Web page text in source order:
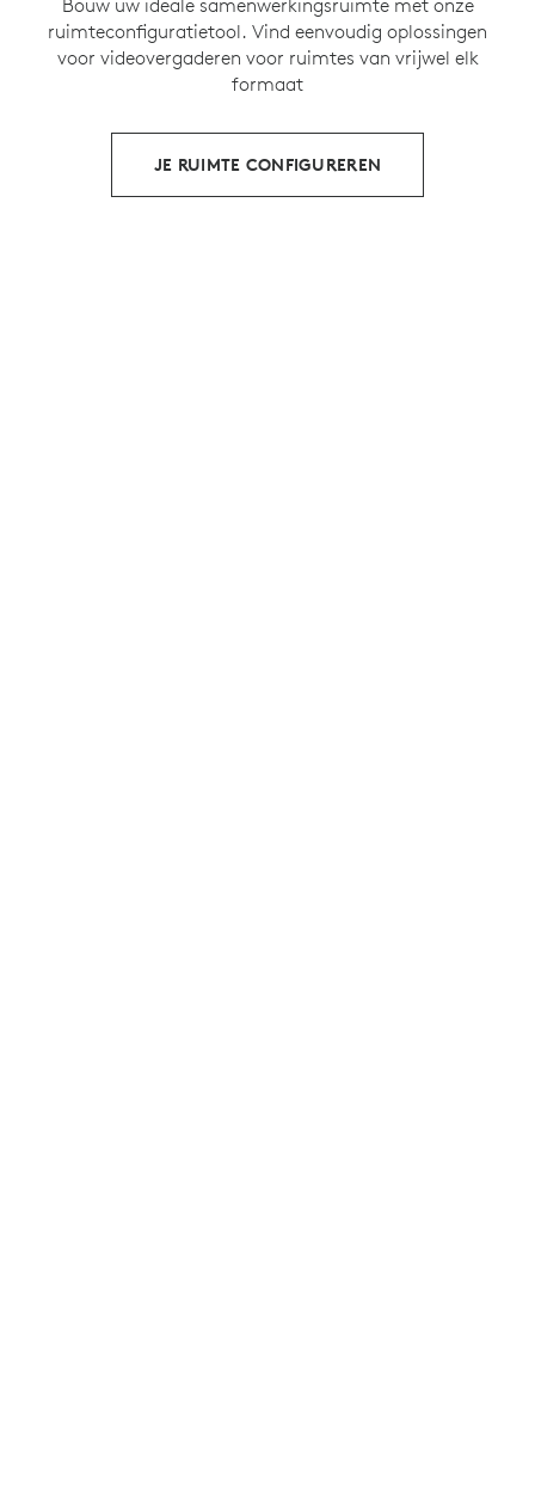
Bouw uw ideale samenwerkingsruimte met onze
ruimteconfiguratietool. Vind eenvoudig oplossingen
voor videovergaderen voor ruimtes van vrijwel elk
formaat
JE RUIMTE CONFIGUREREN